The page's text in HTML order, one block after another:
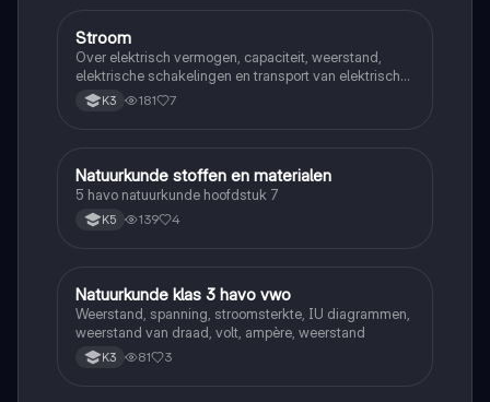
Natuurkunde
Stroom
Over elektrisch vermogen, capaciteit, weerstand,
elektrische schakelingen en transport van elektrische
energie
K3 181 7
Natuurkunde
Natuurkunde stoffen en materialen
5 havo natuurkunde hoofdstuk 7
K5 139 4
Natuurkunde
Natuurkunde klas 3 havo vwo
Weerstand, spanning, stroomsterkte, IU diagrammen,
weerstand van draad, volt, ampère, weerstand
K3 81 3